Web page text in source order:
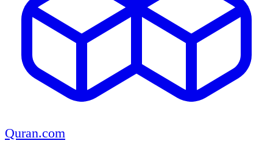
Quran.com